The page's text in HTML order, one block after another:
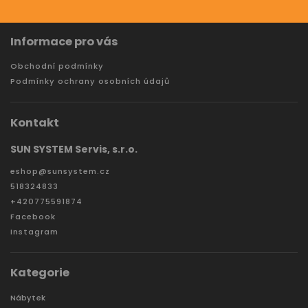
Informace pro vás
Obchodní podmínky
Podmínky ochrany osobních údajů
Kontakt
SUN SYSTEM Servis, s.r.o.
eshop@sunsystem.cz
518324833
+420775591874
Facebook
Instagram
Kategorie
Nábytek